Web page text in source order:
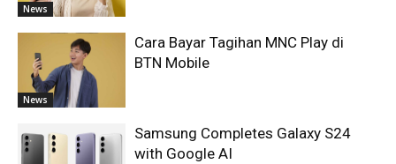
News
News
Cara Bayar Tagihan MNC Play di
BTN Mobile
Samsung Completes Galaxy S24
with Google AI